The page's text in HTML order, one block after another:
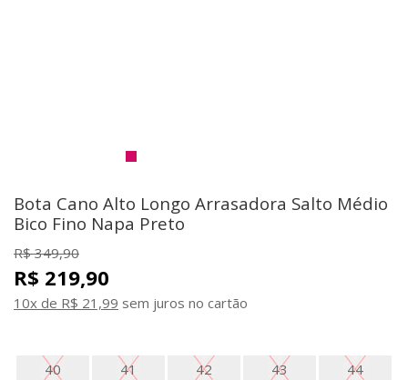
Bota Cano Alto Longo Arrasadora Salto Médio
Bico Fino Napa Preto
R$ 349,90
R$ 219,90
10x de R$ 21,99 sem juros no cartão
40 41 42 43 44